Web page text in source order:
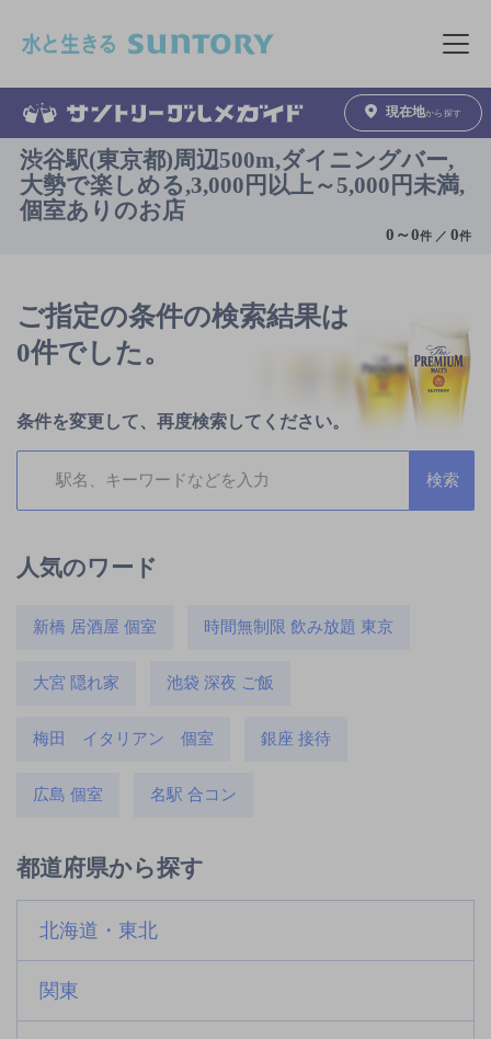
メニュ
現在地から探す
渋谷駅(東京都)周辺500m,ダイニングバー,
大勢で楽しめる,3,000円以上～5,000円未満,
個室ありのお店
0 ～0件 ／0件
ご指定の条件の検索結果は
0件でした。
条件を変更して、再度検索してください。
人気のワード
新橋 居酒屋 個室 時間無制限 飲み放題 東京
大宮 隠れ家 池袋 深夜 ご飯
梅田 イタリアン 個室 銀座 接待
広島 個室 名駅 合コン
都道府県から探す
北海道・東北
関東